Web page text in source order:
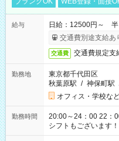
給与
日給：12500円～
交通費別途支給あ
交通費 交通費規定支
勤務地
東京都千代田区
秋葉原駅 / 神保町駅
オフィス・学校な
勤務時間
20:00～24：00 22：00
シフトもございます